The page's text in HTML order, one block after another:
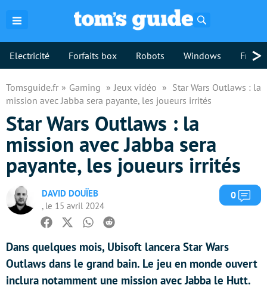
Electricité Forfaits box Robots Windows >
Tomsguide.fr Gaming Jeux vidéo
Star Wars Outlaws : la
mission avec Jabba sera payante, les joueurs irrités
Star Wars Outlaws : la
mission avec Jabba sera
payante, les joueurs irrités
DAVID DOUÏEB
, le 15 avril 2024
0
Facebook
TwitterWhatsapp
Reddit
Dans quelques mois, Ubisoft lancera Star Wars
Outlaws dans le grand bain. Le jeu en monde ouvert
inclura notamment une mission avec Jabba le Hutt.